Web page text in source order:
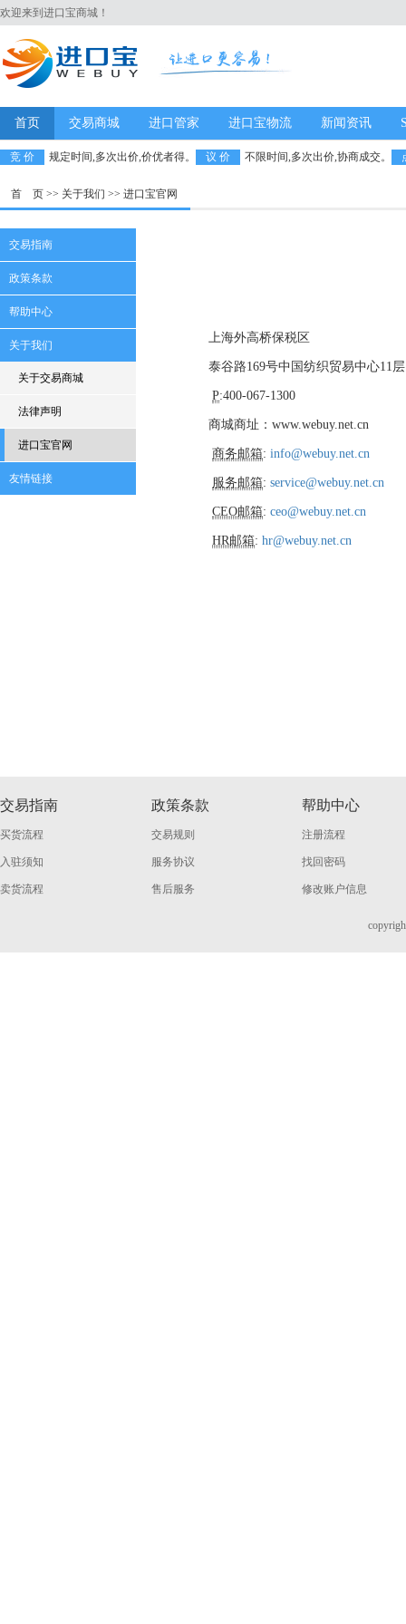
欢迎来到进口宝商城！
首页 交易商城 进口管家 进口宝物流 新闻资讯
竞 价 规定时间,多次出价,价优者得。 议 价 不限时间,多次出价,协商成交。
首 页 >> 关于我们 >> 进口宝官网
交易指南
政策条款
帮助中心
关于我们
关于交易商城
法律声明
进口宝官网
友情链接
上海外高桥保税区
泰谷路169号中国纺织贸易中心11层
P:400-067-1300
商城商址： www.webuy.net.cn
商务邮箱: info@webuy.net.cn
服务邮箱: service@webuy.net.cn
CEO邮箱: ceo@webuy.net.cn
HR邮箱: hr@webuy.net.cn
交易指南
买货流程
入驻须知
卖货流程
政策条款
交易规则
服务协议
售后服务
帮助中心
注册流程
找回密码
修改账户信息